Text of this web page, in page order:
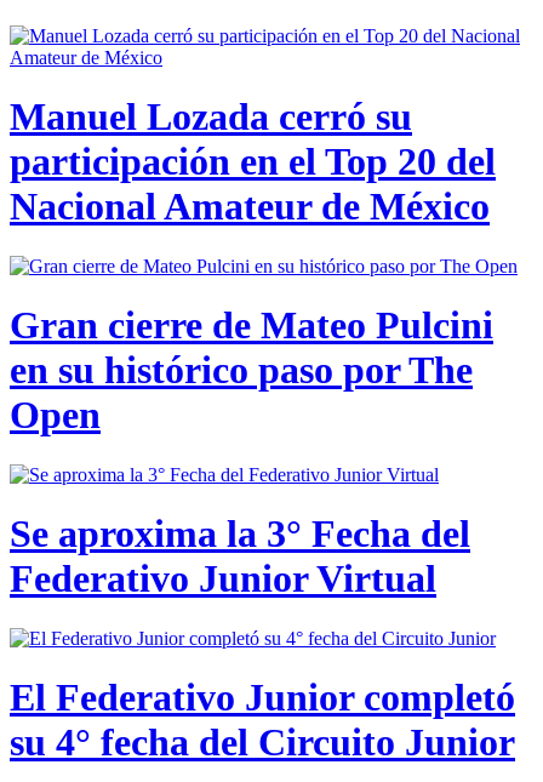
Manuel Lozada cerró su
participación en el Top 20 del
Nacional Amateur de México
Gran cierre de Mateo Pulcini
en su histórico paso por The
Open
Se aproxima la 3° Fecha del
Federativo Junior Virtual
El Federativo Junior completó
su 4° fecha del Circuito Junior